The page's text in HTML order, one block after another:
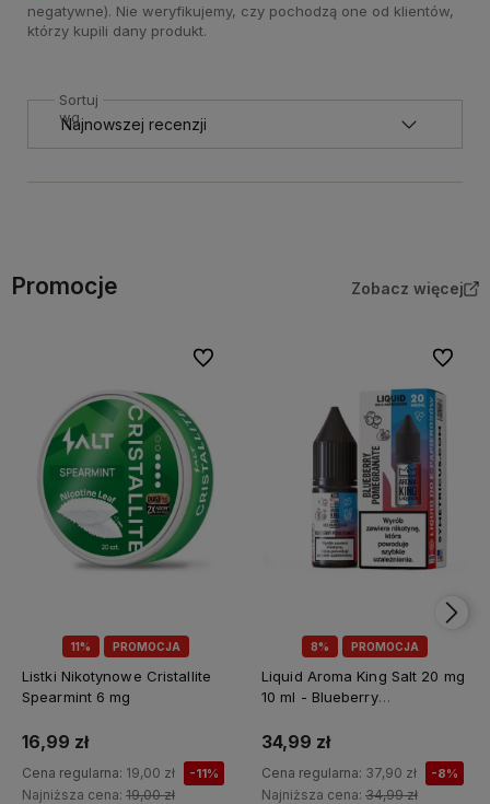
negatywne). Nie weryfikujemy, czy pochodzą one od klientów,
którzy kupili dany produkt.
Sortuj
wg
Promocje Zobacz więcej
11% PROMOCJA
Listki Nikotynowe Cristallite
Spearmint 6 mg
16,99 zł
Cena regularna: 19,00 zł -11%
Najniższa cena: 19,00 zł
Do ulubionych
8% PROMOCJA
Liquid Aroma King Salt 20 mg
10 ml - Blueberry
34,99 zł
Cena regularna: 37,90 zł -8%
Najniższa cena: 34,99 zł
Do